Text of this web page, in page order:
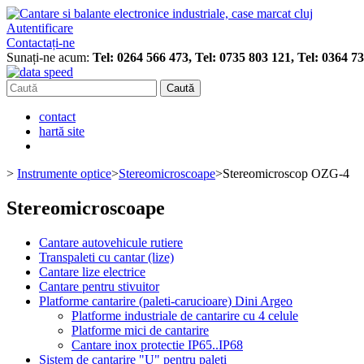
Autentificare
Contactați-ne
Sunați-ne acum: Tel: 0264 566 473, Tel: 0735 803 121, Tel: 0364
Caută
contact
hartă site
> Instrumente optice>Stereomicroscoape>Stereomicroscop OZG-4
Stereomicroscoape
Cantare autovehicule rutiere
Transpaleti cu cantar (lize)
Cantare lize electrice
Cantare pentru stivuitor
Platforme cantarire (paleti-carucioare) Dini Argeo
Platforme industriale de cantarire cu 4 celule
Platforme mici de cantarire
Cantare inox protectie IP65..IP68
Sistem de cantarire "U" pentru paleti